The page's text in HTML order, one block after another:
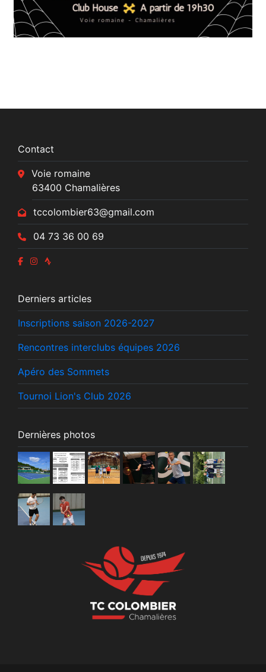
Contact
Voie romaine
63400 Chamalières
tccolombier63@gmail.com
04 73 36 00 69
Derniers articles
Inscriptions saison 2026-2027
Rencontres interclubs équipes 2026
Apéro des Sommets
Tournoi Lion's Club 2026
Dernières photos